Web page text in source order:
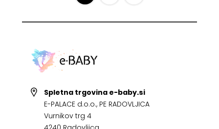
Spletna trgovina e-baby.si
E-PALACE d.o.o., PE RADOVLJICA
Vurnikov trg 4